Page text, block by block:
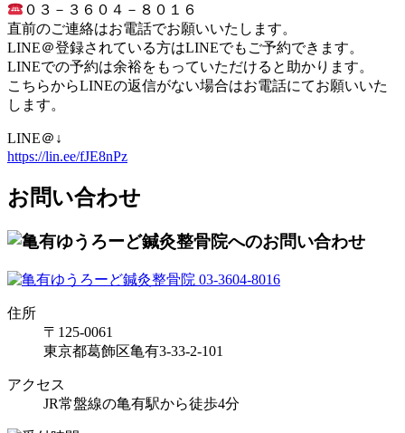
０３－３６０４－８０１６
直前のご連絡はお電話でお願いいたします。
LINE＠登録されている方はLINEでもご予約できます。
LINEでの予約は余裕をもっていただけると助かります。
こちらからLINEの返信がない場合はお電話にてお願いいた
します。
LINE＠↓
https://lin.ee/fJE8nPz
お問い合わせ
住所
〒125-0061
東京都葛飾区亀有3-33-2-101
アクセス
JR常盤線の亀有駅から徒歩4分